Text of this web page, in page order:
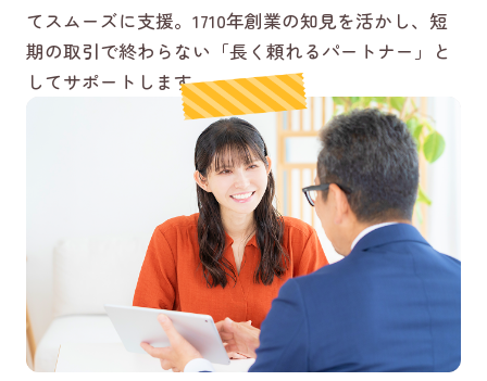
てスムーズに支援。1710年創業の知見を活かし、短
期の取引で終わらない「長く頼れるパートナー」と
してサポートします。